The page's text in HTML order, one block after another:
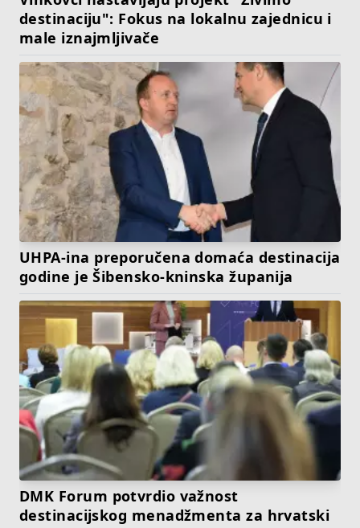
destinaciju": Fokus na lokalnu zajednicu i
male iznajmljivače
UHPA-ina preporučena domaća destinacija
godine je Šibensko-kninska županija
DMK Forum potvrdio važnost
destinacijskog menadžmenta za hrvatski